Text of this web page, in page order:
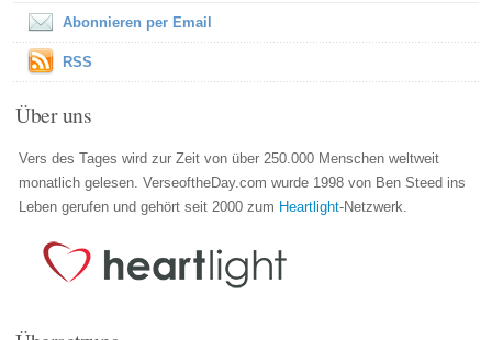
Abonnieren per Email
RSS
Über uns
Vers des Tages wird zur Zeit von über 250.000 Menschen weltweit
monatlich gelesen. VerseoftheDay.com wurde 1998 von Ben Steed ins
Leben gerufen und gehört seit 2000 zum Heartlight-Netzwerk.